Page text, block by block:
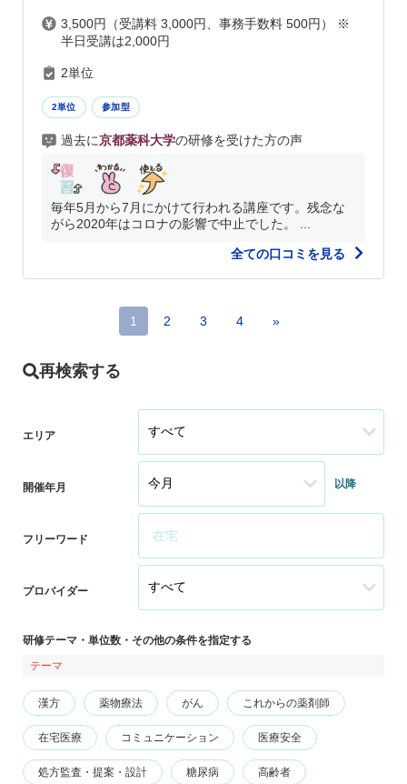
3,500円（受講料 3,000円、事務手数料 500円） ※
半日受講は2,000円
2単位
2単位 参加型
過去に京都薬科大学の研修を受けた方の声
毎年5月から7月にかけて行われる講座です。残念な
がら2020年はコロナの影響で中止でした。 ...
全ての口コミを見る
1 2 3 4 »
再検索する
エリア
開催年月 以降
フリーワード
プロバイダー
研修テーマ・単位数・その他の条件を指定する
テーマ
漢方 薬物療法 がん これからの薬剤師
在宅医療 コミュニケーション 医療安全
処方監査・提案・設計 糖尿病 高齢者